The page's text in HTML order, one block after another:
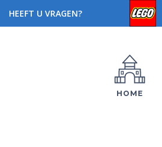
HEEFT U VRAGEN?
HOME